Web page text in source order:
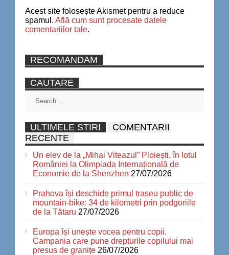
Acest site folosește Akismet pentru a reduce
spamul. Află cum sunt procesate datele
comentariilor tale.
RECOMANDAM
CAUTARE
ULTIMELE STIRI
COMENTARII
RECENTE
Un elev de la „Mihai Viteazul” Ploiești, în lotul
României la Olimpiada Internațională de
Economie de la Shenzhen 27/07/2026
Prahova își deschide primul traseu public de
mountain-bike: 34 de kilometri prin podgoriile
de la Tătaru 27/07/2026
Europa își unește vocea pentru copii.
Campania care pune drepturile copilului mai
presus de granițe 26/07/2026